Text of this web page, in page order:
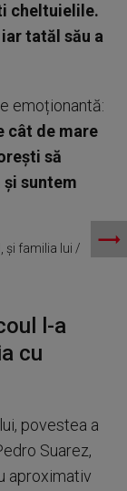
cheltuielile.
tatăl său a
emoționantă:
cât de mare
să
suntem
și familia lui /
l-a
cu
povestea a
Suarez,
aproximativ